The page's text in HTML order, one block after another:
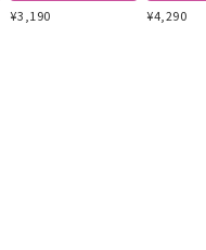
¥3,190
¥4,290